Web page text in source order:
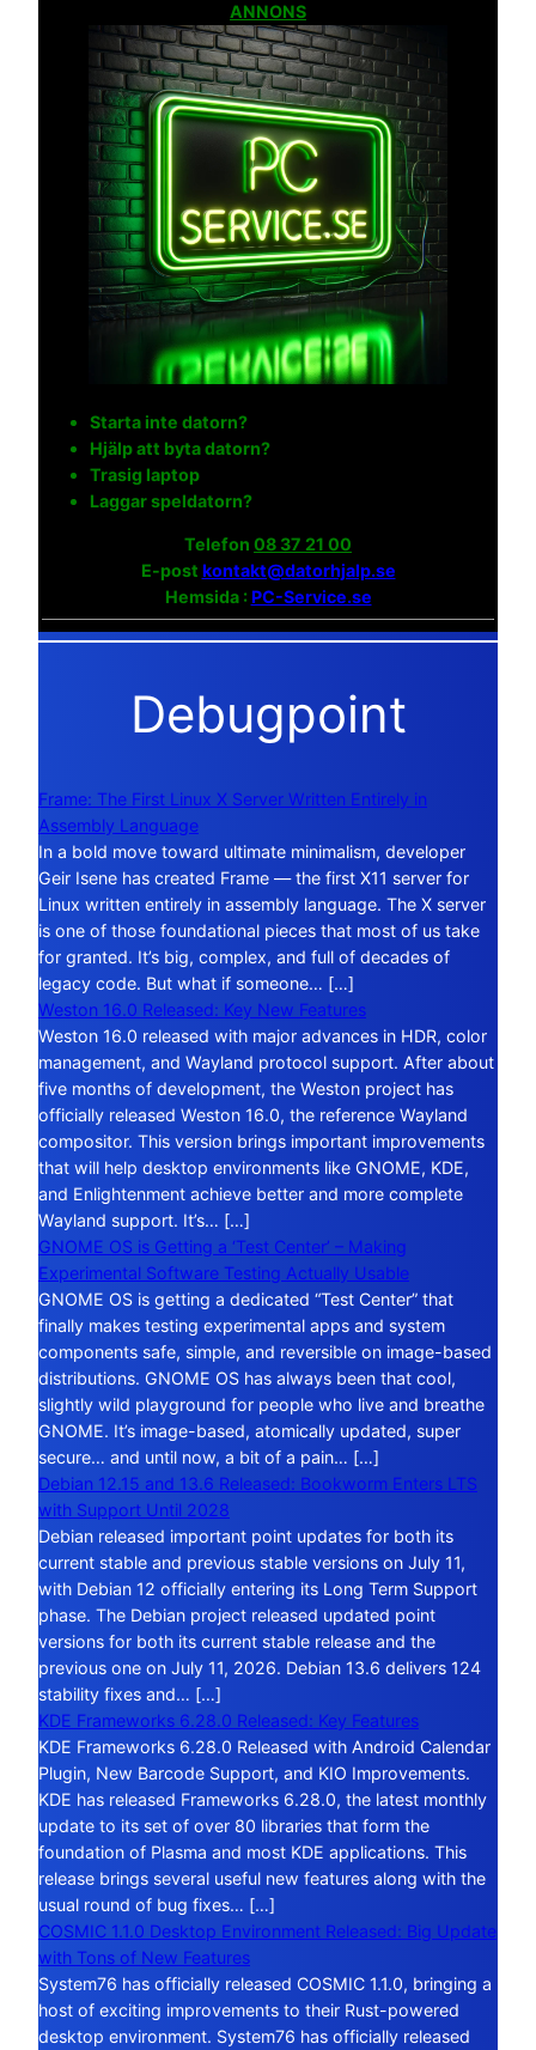
ANNONS
Starta inte datorn?
Hjälp att byta datorn?
Trasig laptop
Laggar speldatorn?
Telefon 08 37 21 00
E-post kontakt@datorhjalp.se
Hemsida :PC-Service.se
Debugpoint
Frame: The First Linux X Server Written Entirely in
Assembly Language
In a bold move toward ultimate minimalism, developer
Geir Isene has created Frame — the first X11 server for
Linux written entirely in assembly language. The X server
is one of those foundational pieces that most of us take
for granted. It’s big, complex, and full of decades of
legacy code. But what if someone… […]
Weston 16.0 Released: Key New Features
Weston 16.0 released with major advances in HDR, color
management, and Wayland protocol support. After about
five months of development, the Weston project has
officially released Weston 16.0, the reference Wayland
compositor. This version brings important improvements
that will help desktop environments like GNOME, KDE,
and Enlightenment achieve better and more complete
Wayland support. It’s… […]
GNOME OS is Getting a ‘Test Center’ – Making
Experimental Software Testing Actually Usable
GNOME OS is getting a dedicated “Test Center” that
finally makes testing experimental apps and system
components safe, simple, and reversible on image-based
distributions. GNOME OS has always been that cool,
slightly wild playground for people who live and breathe
GNOME. It’s image-based, atomically updated, super
secure… and until now, a bit of a pain… […]
Debian 12.15 and 13.6 Released: Bookworm Enters LTS
with Support Until 2028
Debian released important point updates for both its
current stable and previous stable versions on July 11,
with Debian 12 officially entering its Long Term Support
phase. The Debian project released updated point
versions for both its current stable release and the
previous one on July 11, 2026. Debian 13.6 delivers 124
stability fixes and… […]
KDE Frameworks 6.28.0 Released: Key Features
KDE Frameworks 6.28.0 Released with Android Calendar
Plugin, New Barcode Support, and KIO Improvements.
KDE has released Frameworks 6.28.0, the latest monthly
update to its set of over 80 libraries that form the
foundation of Plasma and most KDE applications. This
release brings several useful new features along with the
usual round of bug fixes… […]
COSMIC 1.1.0 Desktop Environment Released: Big Update
with Tons of New Features
System76 has officially released COSMIC 1.1.0, bringing a
host of exciting improvements to their Rust-powered
desktop environment. System76 has officially released